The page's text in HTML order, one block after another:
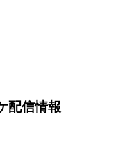
配信情報